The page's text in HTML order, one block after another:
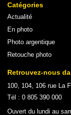
Catégories
Actualité
En photo
Photo argentique
Retouche photo
Retrouvez-nous
100, 104, 106 rue La
Tél : 0 805 390 000
Ouvert du lundi au